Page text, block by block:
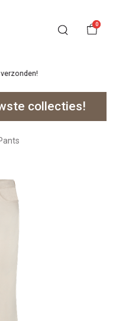
0
14 dagen.
collecties!